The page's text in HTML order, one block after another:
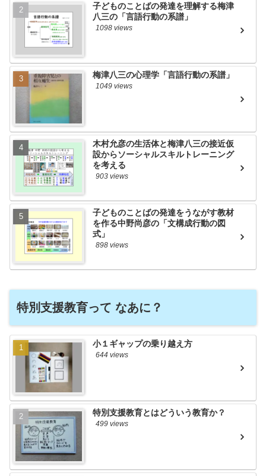
子どものことばの発達を理解する梅津
八三の「言語行動の系譜」
1098 views
梅津八三の心理学「言語行動の系譜」
1049 views
木村允彦の生活体と梅津八三の接近仮
設からソーシャルスキルトレーニング
を考える
903 views
子どものことばの発達をうながす教材
を作る中野尚彦の「文構成行動の図
式」
898 views
特別支援教育って なあに？
小１ギャップの乗り越え方
644 views
特別支援教育とはどういう教育か？
499 views